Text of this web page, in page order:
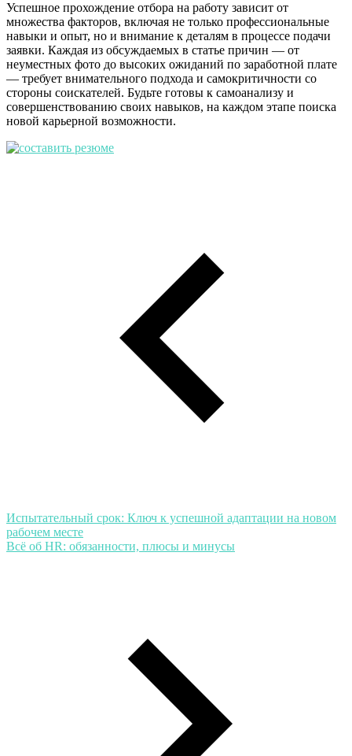
Успешное прохождение отбора на работу зависит от
множества факторов, включая не только профессиональные
навыки и опыт, но и внимание к деталям в процессе подачи
заявки. Каждая из обсуждаемых в статье причин — от
неуместных фото до высоких ожиданий по заработной плате
— требует внимательного подхода и самокритичности со
стороны соискателей. Будьте готовы к самоанализу и
совершенствованию своих навыков, на каждом этапе поиска
новой карьерной возможности.
Испытательный срок: Ключ к успешной адаптации на новом
рабочем месте
Всё об HR: обязанности, плюсы и минусы